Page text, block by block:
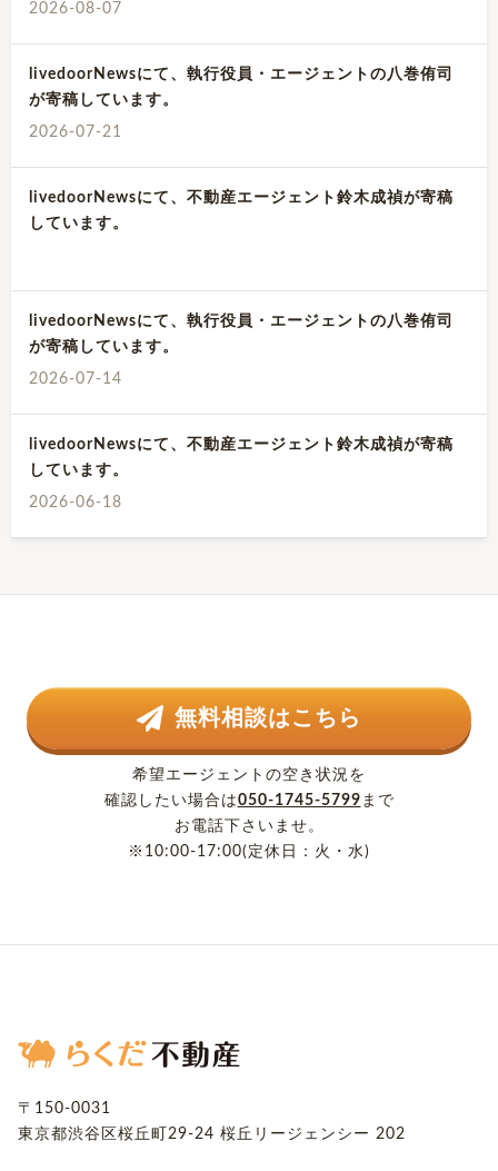
2026-08-07
livedoorNewsにて、執行役員・エージェントの八巻侑司
が寄稿しています。
2026-07-21
livedoorNewsにて、不動産エージェント鈴木成禎が寄稿
しています。
livedoorNewsにて、執行役員・エージェントの八巻侑司
が寄稿しています。
2026-07-14
livedoorNewsにて、不動産エージェント鈴木成禎が寄稿
しています。
2026-06-18
無料相談はこちら
希望エージェントの空き状況を
確認したい場合は050-1745-5799 まで
お電話下さいませ。
※10:00-17:00(定休日：火・水)
〒150-0031
東京都渋谷区桜丘町29-24 桜丘リージェンシー 202